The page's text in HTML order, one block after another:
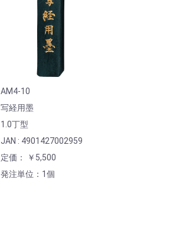
AM4-10
写経用墨
1.0丁型
JAN : 4901427002959
定価： ￥5,500
発注単位：1個